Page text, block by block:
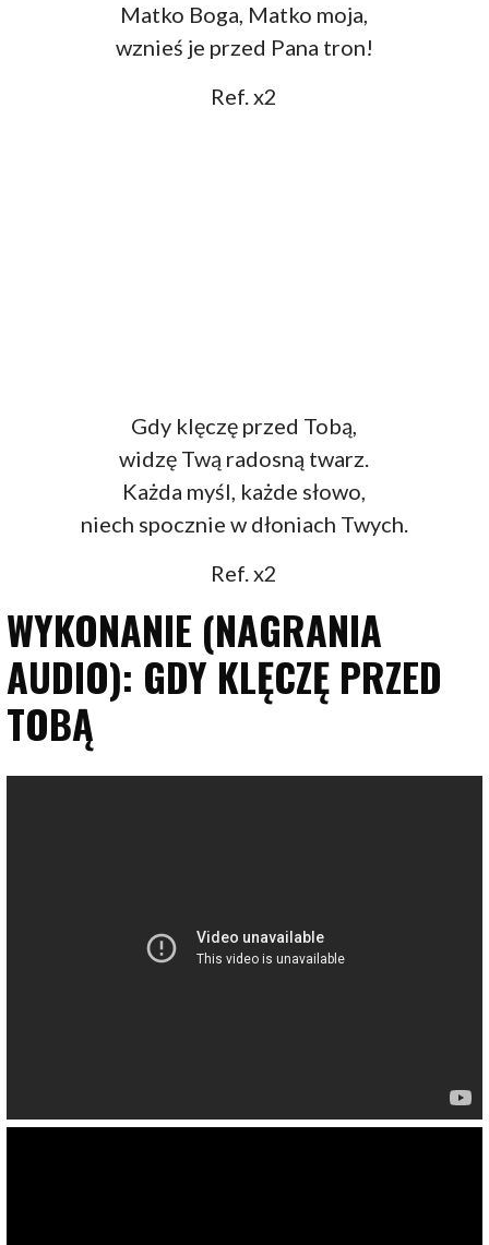
Matko Boga, Matko moja,
wznieś je przed Pana tron!
Ref. x2
Gdy klęczę przed Tobą,
widzę Twą radosną twarz.
Każda myśl, każde słowo,
niech spocznie w dłoniach Twych.
Ref. x2
WYKONANIE (NAGRANIA
AUDIO): GDY KLĘCZĘ PRZED
TOBĄ